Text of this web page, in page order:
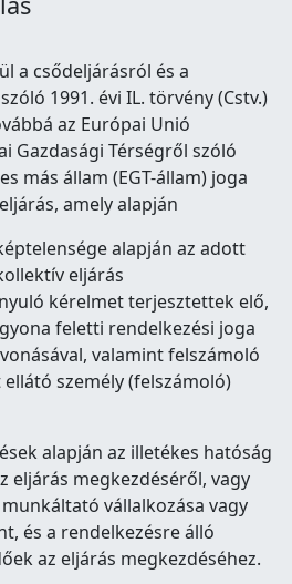
a csődeljárásról és a
1991. évi IL. törvény (Cstv.)
az Európai Unió
Gazdasági Térségről szóló
más állam (EGT-állam) joga
amely alapján
alapján az adott
eljárás
kérelmet terjesztettek elő,
feletti rendelkezési joga
valamint felszámoló
személy (felszámoló)
alapján az illetékes hatóság
eljárás megkezdéséről, vagy
vállalkozása vagy
és a rendelkezésre álló
az eljárás megkezdéséhez.